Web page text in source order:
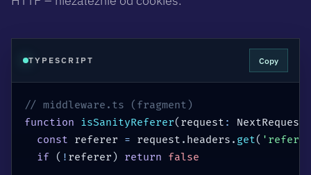
TYPESCRIPT Copy
// middleware.ts (fragment)
function isSanityReferer( request : NextRequest
const referer = request . headers . get(
if
( ! referer ) return false